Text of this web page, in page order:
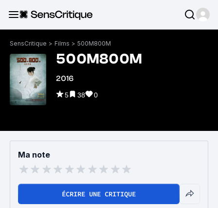
SensCritique > Films > 500M800M
500M800M
2016
5 38 0
Ma note
ÉCRIRE UNE CRITIQUE